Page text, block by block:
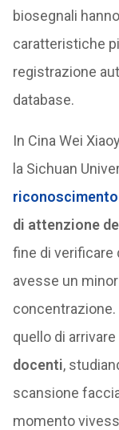
biosegnali
caratteristiche
registrazione
database.
In Cina Wei
la Sichuan
di attenzione
fine di verificare
avesse un
concentrazione.
quello di arrivare
docenti,
scansione
momento